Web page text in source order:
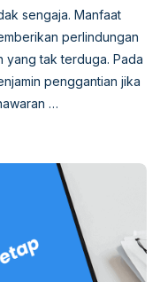
sengaja. Manfaat
perlindungan
yang tak terduga. Pada
penggantian jika
…